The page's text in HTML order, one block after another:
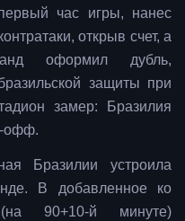
час игры, нанес
открыв счет, а
оформил дубль,
защиты при
замер: Бразилия
офф.
Бразилии устроила
В добавленное ко
90+10-й минуте)